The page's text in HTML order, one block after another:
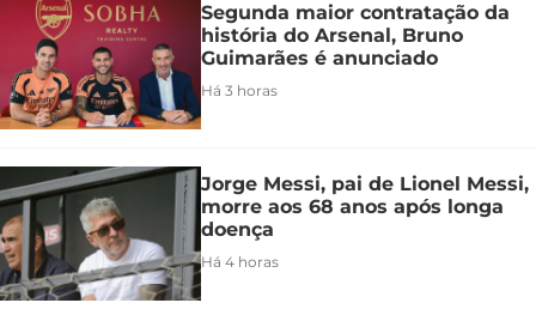
Segunda maior contratação da
história do Arsenal, Bruno
Guimarães é anunciado
Há 3 horas
Jorge Messi, pai de Lionel Messi,
morre aos 68 anos após longa
doença
Há 4 horas